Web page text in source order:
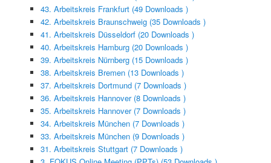
43. Arbeitskreis Frankfurt (49 Downloads )
42. Arbeitskreis Braunschweig (35 Downloads )
41. Arbeitskreis Düsseldorf (20 Downloads )
40. Arbeitskreis Hamburg (20 Downloads )
39. Arbeitskreis Nürnberg (15 Downloads )
38. Arbeitskreis Bremen (13 Downloads )
37. Arbeitskreis Dortmund (7 Downloads )
36. Arbeitskreis Hannover (8 Downloads )
35. Arbeitskreis Hannover (7 Downloads )
34. Arbeitskreis München (7 Downloads )
33. Arbeitskreis München (9 Downloads )
31. Arbeitskreis Stuttgart (7 Downloads )